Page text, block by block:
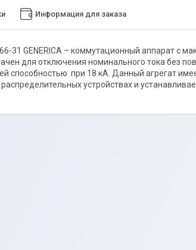
Информация для заказа
31 GENERICA – коммутационный аппарат с
для отключения номинального тока без
способностью при 18 кА. Данный агрегат
устройствах и